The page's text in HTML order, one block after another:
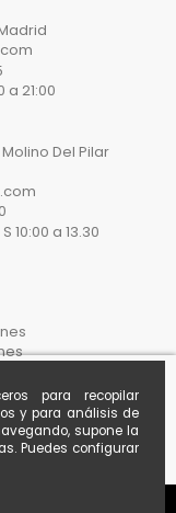
para recopilar
y para análisis de
supone la
Puedes configurar
a 21:00
Del Pilar
10:00 a 13.30
here